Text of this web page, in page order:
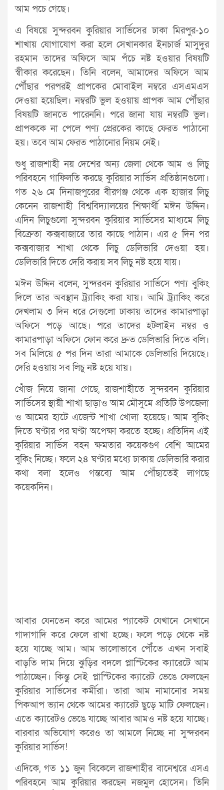
আম পচে গেছে।
এ বিষয়ে সুন্দরবন কুরিয়ার সার্ভিসের ঢাকা মিরপুর-১০
শাখায় যোগাযোগ করা হলে সেখানকার ইনচার্জ মাসুদুর
রহমান তাদের অফিসে আম পঁচে নষ্ট হওয়ার বিষয়টি
স্বীকার করেছেন। তিনি বলেন, আমাদের অফিসে আম
পৌঁছার পরপরই প্রাপকের মোবাইল নম্বরে এসএমএস
দেওয়া হয়েছিল। নম্বরটি ভুল হওয়ায় প্রাপক আম পৌঁছার
বিষয়টি জানতে পারেননি। পরে জানা যায় নম্বরটি ভুল।
প্রাপককে না পেলে পণ্য প্রেরকের কাছে ফেরত পাঠানো
হয়। তবে আম ফেরত পাঠানোর নিয়ম নেই।
শুধু রাজশাহী নয় দেশের অন্য জেলা থেকে আম ও লিচু
পরিবহনে গাফিলতি করছে কুরিয়ার সার্ভিস প্রতিষ্ঠানগুলো।
গত ২৬ মে দিনাজপুরের বীরগঞ্জ থেকে এক হাজার লিচু
কেনেন রাজশাহী বিশ্ববিদ্যালয়ের শিক্ষার্থী মঈন উদ্দিন‌।
এদিন লিচুগুলো সুন্দরবন কুরিয়ার সার্ভিসের মাধ্যমে লিচু
বিক্রেতা কক্সবাজারে তার কাছে পাঠান। এর ৫ দিন পর
কক্সবাজার শাখা থেকে লিচু ডেলিভারি দেওয়া হয়।
ডেলিভারি দিতে দেরি করায় সব লিচু নষ্ট হয়ে যায়।
মঈন উদ্দিন‌ বলেন, সুন্দরবন কুরিয়ার সার্ভিসে পণ্য বুকিং
দিলে তার অবস্থান ট্র্যাকিং করা যায়। আমি ট্র্যাকিং করে
দেখলাম ৩ দিন ধরে সেগুলো ঢাকায় তাদের কামারপাড়া
অফিসে পড়ে আছে। পরে তাদের হটলাইন নম্বর ও
কামারপাড়া অফিসে ফোন করে দ্রুত ডেলিভারি দিতে বলি।
সব মিলিয়ে ৫ পর দিন তারা আমাকে ডেলিভারি দিয়েছে।
দেরি হওয়ায় সব লিচু নষ্ট হয়ে যায়।
খোঁজ নিয়ে জানা গেছে, রাজশাহীতে সুন্দরবন কুরিয়ার
সার্ভিসের স্থায়ী শাখা ছাড়াও আম মৌসুমে প্রতিটি উপজেলা
ও আমের হাটে এজেন্ট শাখা খোলা হয়েছে। আম বুকিং
দিতে ঘণ্টার পর ঘণ্টা অপেক্ষা করতে হচ্ছে। প্রতিদিন এই
কুরিয়ার সার্ভিস বহন ক্ষমতার কয়েকগুণ বেশি আমের
বুকিং নিচ্ছে। ফলে ২৪ ঘণ্টার মধ্যে ঢাকায় ডেলিভারি করার
কথা বলা হলেও গন্তব্যে আম পৌঁছাতেই লাগছে
কয়েকদিন।
আবার যেনতেন করে আমের প্যাকেট যেখানে সেখানে
গাদাগাদি করে ফেলে রাখা হচ্ছে। ফলে পড়ে থেকে নষ্ট
হয়ে যাচ্ছে আম। আম ভালোভাবে পৌঁতে এখন সবাই
বাড়তি দাম দিয়ে ঝুড়ির বদলে প্লাস্টিকের ক্যারেটে আম
পাঠাচ্ছেন। কিন্তু সেই প্লাস্টিকের ক্যারেট ভেঙে ফেলছেন
কুরিয়ার সার্ভিসের কর্মীরা। তারা আম নামানোর সময়
পিকআপ ভ্যান থেকে আমের ক্যারেট ছুড়ে মাটি ফেলছেন।
এতে ক্যারেটও ভেঙে যাচ্ছে আবার আমও নষ্ট হয়ে যাচ্ছে।
বারবার অভিযোগ করেও তা আমলে নিচ্ছে না সুন্দরবন
কুরিয়ার সার্ভিস!
এদিকে, গত ১১ জুন বিকেলে রাজশাহীর বানেশ্বরে এসএ
পরিবহনে আম কুরিয়ার করছেন নজমুল হোসেন। তিনি